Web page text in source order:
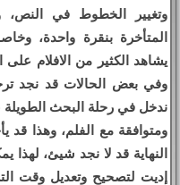
وتغيير الخطوط في النص،
المتأخرة بنقرة واحدة،
يشاهد الكثير من الافلام على
وفي بعض الحالات قد نجد
ندخل في رحلة البحث الطويلة
ومتوافقة مع الفلم، وهذا قد
النهاية قد لا نجد شيئ، لهذا
إديت لتصحيح وتعديل وقت